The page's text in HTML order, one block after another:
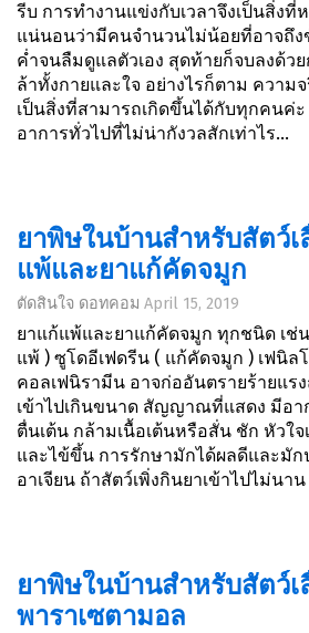
รีบ การทำงานแข่งกับเวลาจึงเป็นสิ่งที่
แน่นอนว่ามีคนจำนวนไม่น้อยที่อาจถึ
ค่ำจนลืมดูแลตัวเอง สุดท้ายก็จบลงด้ว
ล้าทั้งกายและใจ อย่างไรก็ตาม ความ
เป็นสิ่งที่สามารถเกิดขึ้นได้กับทุกคนค่
อาการทั่วไปที่ไม่น่ากังวลสักเท่าไร...
ยาพิษในบ้านสำหรับสัตว์เ
แพ้และยาแก้คัดจมูก
ตัดสินใจ ดอทคอม April 15, 2019
ยาแก้แพ้และยาแก้คัดจมูก ทุกชนิด เช่
แพ้ ) ซูโดอีเฟดรีน ( แก้คัดจมูก ) เฟนิล
คอลเฟนิรามีน อาจก่ออันตรายร้ายแร
เข้าไปเกินขนาด สัญญาณที่แสดง มีอา
ตื่นเต้น กล้ามเนื้อเต้นหรือสั่น ชัก หัวใจ
และไข้ขึ้น การรักษามักได้ผลดีและมัก
อาเจียน ถ้าสัตว์เพิ่งกินยาเข้าไปไม่นา
ยาพิษในบ้านสำหรับสัตว์เ
พาราเซตามอล